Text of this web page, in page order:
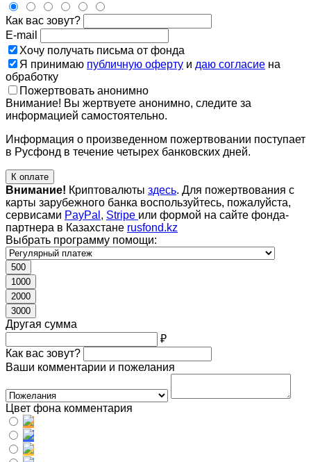
Как вас зовут?
E-mail
Хочу получать письма от фонда
Я принимаю публичную оферту и даю согласие на
обработку
Пожертвовать анонимно
Внимание! Вы жертвуете анонимно, следите за
информацией самостоятельно.
Информация о произведенном пожертвовании поступает
в Русфонд в течение четырех банковских дней.
К оплате
Внимание! Криптовалюты здесь. Для пожертвования с
карты зарубежного банка воспользуйтесь, пожалуйста,
сервисами PayPal , Stripe или формой на сайте фонда-
партнера в Казахстане rusfond.kz
Выбрать программу помощи:
500
1000
2000
3000
Другая сумма
₽
Как вас зовут?
Ваши комментарии и пожелания
Цвет фона комментария